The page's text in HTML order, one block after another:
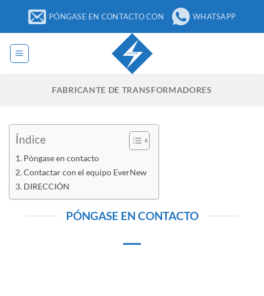
contenido
PÓNGASE EN CONTACTO CON WHATSAPP
FABRICANTE DE TRANSFORMADORES
Índice
Póngase en contacto
Contactar con el equipo EverNew
DIRECCIÓN
PÓNGASE EN CONTACTO